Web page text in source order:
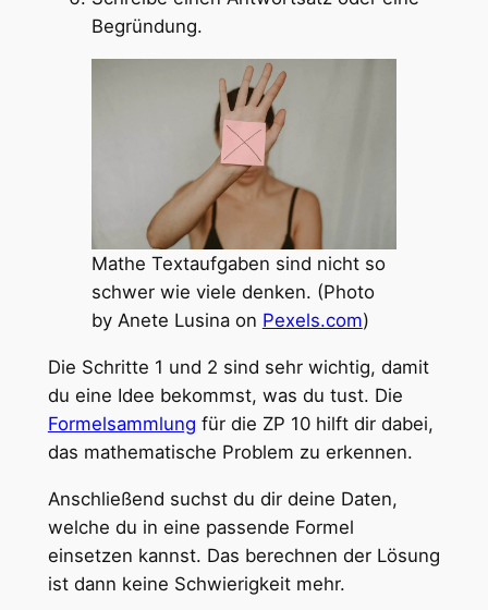
Begründung.
Mathe Textaufgaben sind nicht so
schwer wie viele denken. (Photo
by Anete Lusina on Pexels.com)
Die Schritte 1 und 2 sind sehr wichtig, damit
du eine Idee bekommst, was du tust. Die
Formelsammlung für die ZP 10 hilft dir dabei,
das mathematische Problem zu erkennen.
Anschließend suchst du dir deine Daten,
welche du in eine passende Formel
einsetzen kannst. Das berechnen der Lösung
ist dann keine Schwierigkeit mehr.